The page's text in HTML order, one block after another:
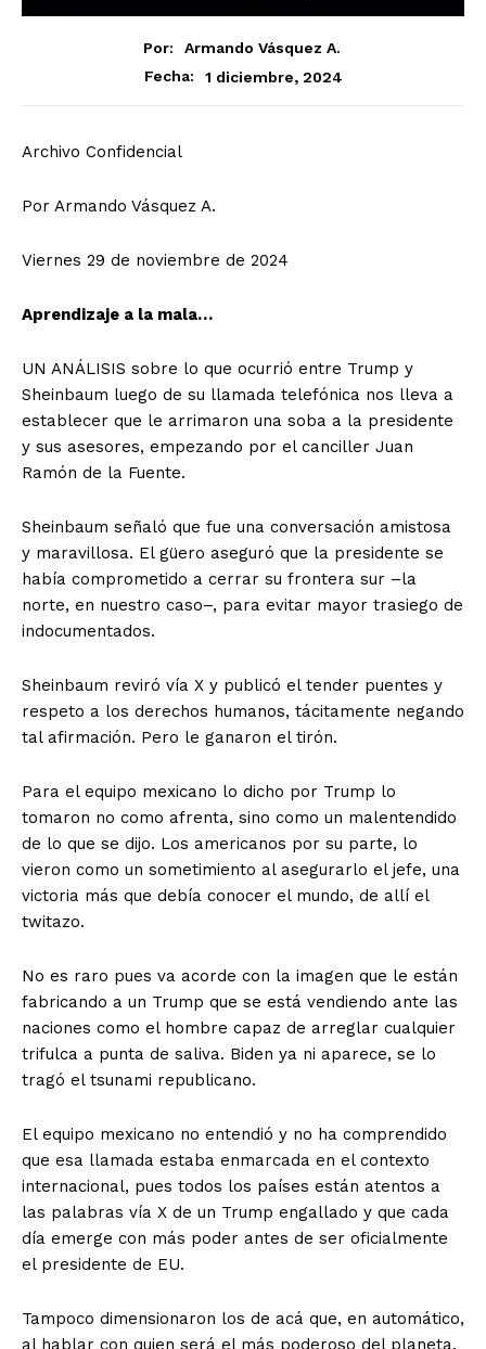
Por:
Armando Vásquez A.
Fecha:
1 diciembre, 2024
Archivo Confidencial
Por Armando Vásquez A.
Viernes 29 de noviembre de 2024
Aprendizaje a la mala…
UN ANÁLISIS sobre lo que ocurrió entre Trump y
Sheinbaum luego de su llamada telefónica nos lleva a
establecer que le arrimaron una soba a la presidente
y sus asesores, empezando por el canciller Juan
Ramón de la Fuente.
Sheinbaum señaló que fue una conversación amistosa
y maravillosa. El güero aseguró que la presidente se
había comprometido a cerrar su frontera sur –la
norte, en nuestro caso–, para evitar mayor trasiego de
indocumentados.
Sheinbaum reviró vía X y publicó el tender puentes y
respeto a los derechos humanos, tácitamente negando
tal afirmación. Pero le ganaron el tirón.
Para el equipo mexicano lo dicho por Trump lo
tomaron no como afrenta, sino como un malentendido
de lo que se dijo. Los americanos por su parte, lo
vieron como un sometimiento al asegurarlo el jefe, una
victoria más que debía conocer el mundo, de allí el
twitazo.
No es raro pues va acorde con la imagen que le están
fabricando a un Trump que se está vendiendo ante las
naciones como el hombre capaz de arreglar cualquier
trifulca a punta de saliva. Biden ya ni aparece, se lo
tragó el tsunami republicano.
El equipo mexicano no entendió y no ha comprendido
que esa llamada estaba enmarcada en el contexto
internacional, pues todos los países están atentos a
las palabras vía X de un Trump engallado y que cada
día emerge con más poder antes de ser oficialmente
el presidente de EU.
Tampoco dimensionaron los de acá que, en automático,
al hablar con quien será el más poderoso del planeta,